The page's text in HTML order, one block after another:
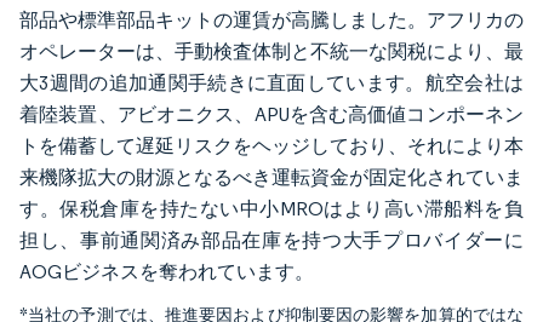
部品や標準部品キットの運賃が高騰しました。アフリカの
オペレーターは、手動検査体制と不統一な関税により、最
大3週間の追加通関手続きに直面しています。航空会社は
着陸装置、アビオニクス、APUを含む高価値コンポーネン
トを備蓄して遅延リスクをヘッジしており、それにより本
来機隊拡大の財源となるべき運転資金が固定化されていま
す。保税倉庫を持たない中小MROはより高い滞船料を負
担し、事前通関済み部品在庫を持つ大手プロバイダーに
AOGビジネスを奪われています。
*当社の予測では、推進要因および抑制要因の影響を加算的ではな